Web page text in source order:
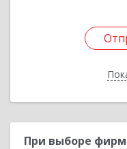
При выборе